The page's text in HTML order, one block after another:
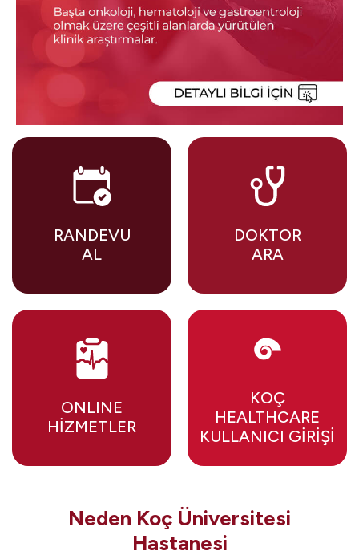
RANDEVU
AL
DOKTOR
ARA
ONLINE
HİZMETLER
KOÇ
HEALTHCARE
KULLANICI GİRİŞİ
Neden Koç Üniversitesi
Hastanesi